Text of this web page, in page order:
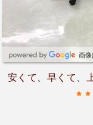
画
安くて、早くて、